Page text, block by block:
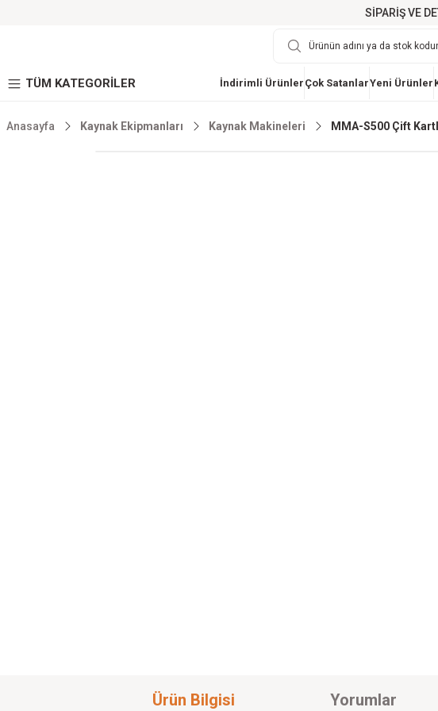
SİPARİŞ VE
TÜM KATEGORİLER İndirimli Ürünler Çok SatanlarYeni Ürünler
Anasayfa Kaynak Ekipmanları Kaynak Makineleri MMA-S500 Çift
Ürün Bilgisi Yorumlar